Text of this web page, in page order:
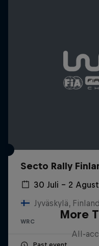
Secto Rally
30 Juli – 2
Jyväskylä, Finland
WRC
More
All-